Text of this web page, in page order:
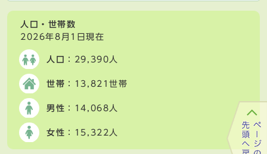
人口・世帯数
2026年8月1日現在
人口 ：29,390人
世帯 ：13,821世帯
男性 ：14,068人
女性 ：15,322人